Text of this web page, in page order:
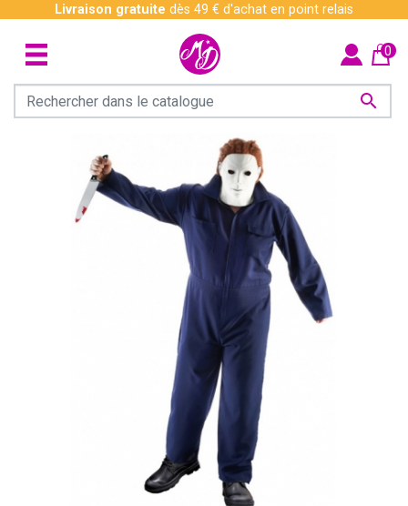
Livraison gratuite dès 49 € d'achat en point relais

0